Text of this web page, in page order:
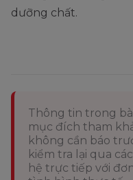
dưỡng chất.
Thông tin trong
mục đích tham
không cần báo
kiểm tra lại qua
hệ trực tiếp với